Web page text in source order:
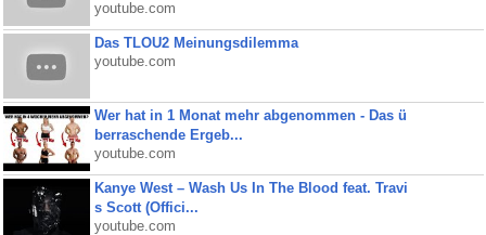
youtube.com
Das TLOU2 Meinungsdilemma
youtube.com
Wer hat in 1 Monat mehr abgenommen - Das ü
berraschende Ergeb...
youtube.com
Kanye West – Wash Us In The Blood feat. Travi
s Scott (Offici...
youtube.com